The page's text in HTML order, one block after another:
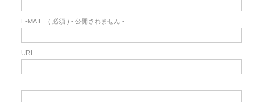
E-MAIL ( 必須 ) - 公開されません -
URL